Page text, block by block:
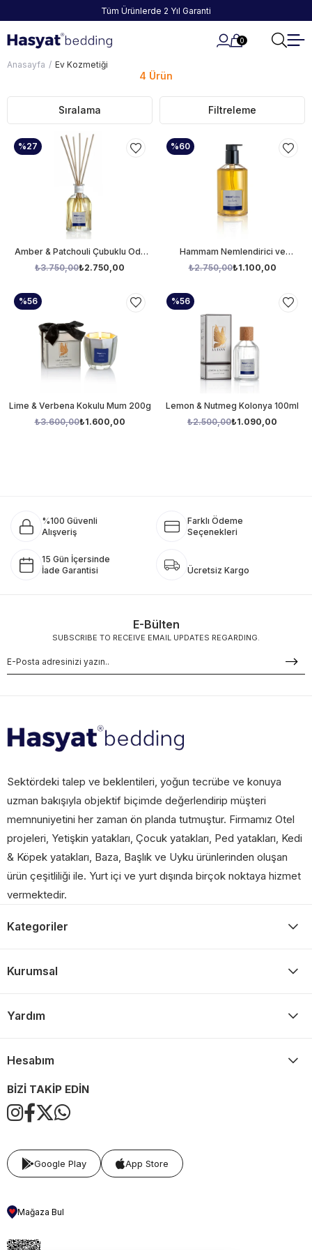
Tüm Ürünlerde 2 Yıl Garanti
0
4 Ürün
Anasayfa Ev Kozmetiği
Filtreleme
Sıralama
Amber & Patchouli Çubuklu Oda
Kokusu 250ml
₺2.750,00
₺3.750,00
%27
Hammam Nemlendirici ve
Yumuşatıcı Sıvı El Sabunu 500 ml
₺1.100,00
₺2.750,00
%60
Lime & Verbena Kokulu Mum 200g
₺1.600,00
₺3.600,00
%56
Lemon & Nutmeg Kolonya 100ml
₺1.090,00
₺2.500,00
%56
%100 Güvenli
Alışveriş
Farklı Ödeme
Seçenekleri
15 Gün İçersinde
İade Garantisi
Ücretsiz Kargo
E-Bülten
SUBSCRIBE TO RECEIVE EMAIL UPDATES REGARDING.
Sektördeki talep ve beklentileri, yoğun tecrübe ve konuya
uzman bakışıyla objektif biçimde değerlendirip müşteri
memnuniyetini her zaman ön planda tutmuştur. Firmamız Otel
projeleri, Yetişkin yatakları, Çocuk yatakları, Ped yatakları, Kedi
& Köpek yatakları, Baza, Başlık ve Uyku ürünlerinden oluşan
ürün çeşitliliği ile. Yurt içi ve yurt dışında birçok noktaya hizmet
vermektedir.
Kategoriler
Kurumsal
Yardım
Hesabım
BİZİ TAKİP EDİN
Google Play App Store
Mağaza Bul